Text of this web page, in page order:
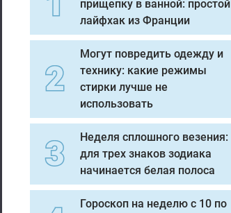
прищепку в ванной: простой
лайфхак из Франции
Могут повредить одежду и
технику: какие режимы
стирки лучше не
использовать
Неделя сплошного везения:
для трех знаков зодиака
начинается белая полоса
Гороскоп на неделю с 10 по